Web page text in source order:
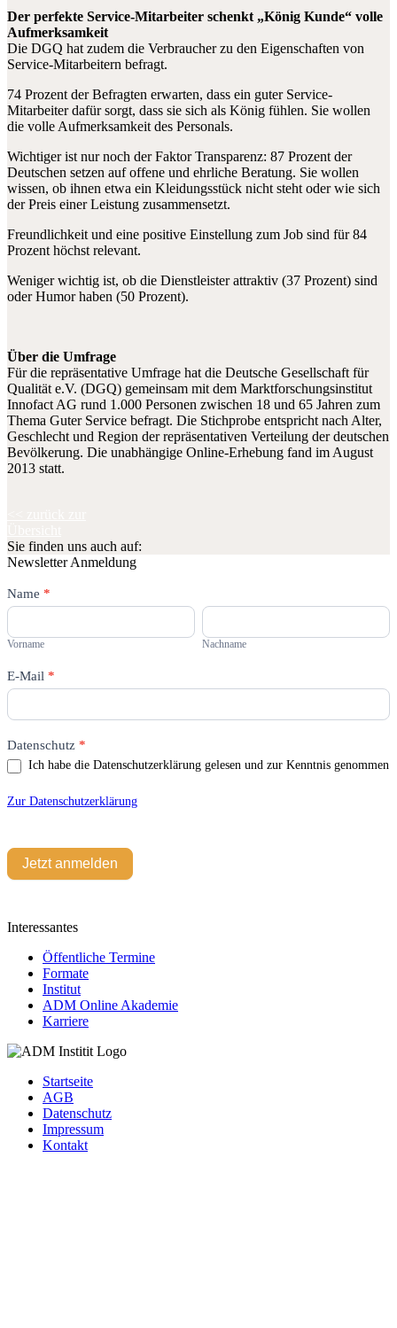
Der perfekte Service-Mitarbeiter schenkt „König Kunde“ volle
Aufmerksamkeit
Die DGQ hat zudem die Verbraucher zu den Eigenschaften von
Service-Mitarbeitern befragt.
74 Prozent der Befragten erwarten, dass ein guter Service-
Mitarbeiter dafür sorgt, dass sie sich als König fühlen. Sie wollen
die volle Aufmerksamkeit des Personals.
Wichtiger ist nur noch der Faktor Transparenz: 87 Prozent der
Deutschen setzen auf offene und ehrliche Beratung. Sie wollen
wissen, ob ihnen etwa ein Kleidungsstück nicht steht oder wie sich
der Preis einer Leistung zusammensetzt.
Freundlichkeit und eine positive Einstellung zum Job sind für 84
Prozent höchst relevant.
Weniger wichtig ist, ob die Dienstleister attraktiv (37 Prozent) sind
oder Humor haben (50 Prozent).
Über die Umfrage
Für die repräsentative Umfrage hat die Deutsche Gesellschaft für
Qualität e.V. (DGQ) gemeinsam mit dem Marktforschungsinstitut
Innofact AG rund 1.000 Personen zwischen 18 und 65 Jahren zum
Thema Guter Service befragt. Die Stichprobe entspricht nach Alter,
Geschlecht und Region der repräsentativen Verteilung der deutschen
Bevölkerung. Die unabhängige Online-Erhebung fand im August
2013 statt.
Sie finden uns auch auf:
Newsletter Anmeldung
Newsletter
Name *
Vorname
Vorname
Nachname
Nachname
E-Mail *
Datenschutz *
Ich habe die Datenschutzerklärung gelesen und zur Kenntnis genommen
Zur Datenschutzerklärung
Jetzt anmelden
Falls
Du
bist,
dieses
Feld
Interessantes
Öffentliche Termine
Formate
Institut
ADM Online Akademie
Karriere
Startseite
AGB
Datenschutz
Impressum
Kontakt